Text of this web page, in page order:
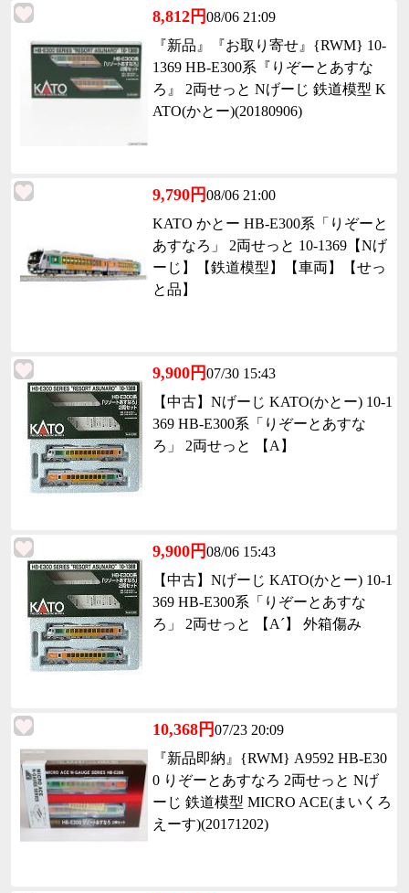
8,812円08/06 21:09
『新品』『お取り寄せ』{RWM} 10-
1369 HB-E300系『りぞーとあすな
ろ』 2両せっと Nげーじ 鉄道模型 K
ATO(かとー)(20180906)
9,790円08/06 21:00
KATO かとー HB-E300系「りぞーと
あすなろ」 2両せっと 10-1369【Nげ
ーじ】【鉄道模型】【車両】【せっ
と品】
9,900円07/30 15:43
【中古】Nげーじ KATO(かとー) 10-1
369 HB-E300系「りぞーとあすな
ろ」 2両せっと 【A】
9,900円08/06 15:43
【中古】Nげーじ KATO(かとー) 10-1
369 HB-E300系「りぞーとあすな
ろ」 2両せっと 【A´】 外箱傷み
10,368円07/23 20:09
『新品即納』{RWM} A9592 HB-E30
0 りぞーとあすなろ 2両せっと Nげ
ーじ 鉄道模型 MICRO ACE(まいくろ
えーす)(20171202)